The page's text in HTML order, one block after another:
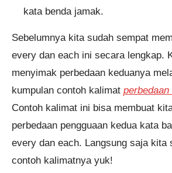
kata benda jamak.
Sebelumnya kita sudah sempat
every dan each ini secara lengkap.
menyimak perbedaan keduanya
kumpulan contoh kalimat
Contoh kalimat ini bisa membuat
perbedaan pengguaan kedua kata
every dan each. Langsung saja kita
contoh kalimatnya yuk!